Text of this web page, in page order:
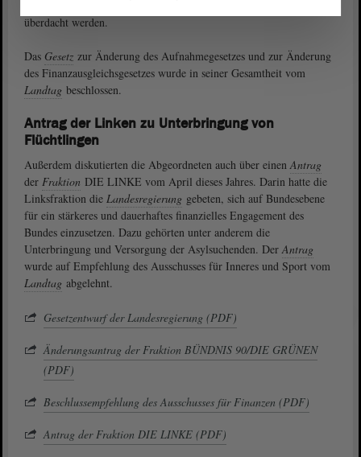
zur Unterbringung des Landes sollten in der Zwischenzeit kritisch
überdacht werden.
Das Gesetz zur Änderung des Aufnahmegesetzes und zur Änderung
des Finanzausgleichsgesetzes wurde in seiner Gesamtheit vom
Landtag beschlossen.
Antrag der Linken zu Unterbringung von
Flüchtlingen
Außerdem diskutierten die Abgeordneten auch über einen Antrag
der Fraktion DIE LINKE vom April dieses Jahres. Darin hatte die
Linksfraktion die Landesregierung gebeten, sich auf Bundesebene
für ein stärkeres und dauerhaftes finanzielles Engagement des
Bundes einzusetzen. Dazu gehörten unter anderem die
Unterbringung und Versorgung der Asylsuchenden. Der Antrag
wurde auf Empfehlung des Ausschusses für Inneres und Sport vom
Landtag abgelehnt.
Gesetzentwurf der Landesregierung (PDF)
Änderungsantrag der Fraktion BÜNDNIS 90/DIE GRÜNEN
(PDF)
Beschlussempfehlung des Ausschusses für Finanzen (PDF)
Antrag der Fraktion DIE LINKE (PDF)